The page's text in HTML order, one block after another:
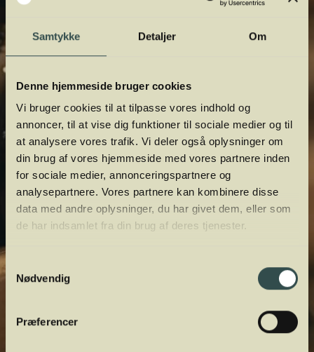
Samtykke Detaljer Om
Denne hjemmeside bruger cookies
Vi bruger cookies til at tilpasse vores indhold og
annoncer, til at vise dig funktioner til sociale medier og til
at analysere vores trafik. Vi deler også oplysninger om
din brug af vores hjemmeside med vores partnere inden
for sociale medier, annonceringspartnere og
analysepartnere. Vores partnere kan kombinere disse
data med andre oplysninger, du har givet dem, eller som
de har indsamlet fra din brug af deres tjenester.
Nødvendig
Præferencer
Vinens verden er fuld af komplicerede
vinordbog, så du lettere kan navigere og